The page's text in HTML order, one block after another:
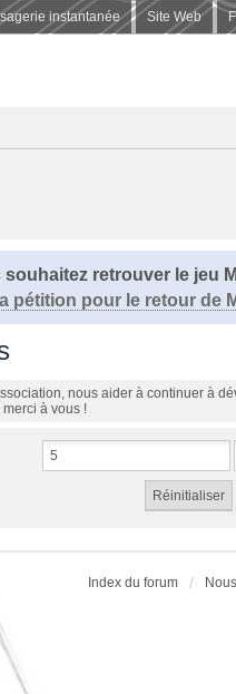
instantanée Site Web
souhaitez retrouver le jeu
la pétition pour le retour de
nous aider à continuer à
à vous !
Index du forum